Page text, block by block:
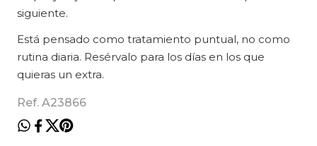
siguiente.
Está pensado como tratamiento puntual, no como
rutina diaria. Resérvalo para los días en los que
quieras un extra.
Ref. A23866